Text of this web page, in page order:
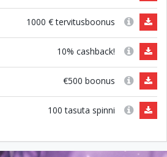
1000 € tervitusboonus
10% cashback!
€500 boonus
100 tasuta spinni